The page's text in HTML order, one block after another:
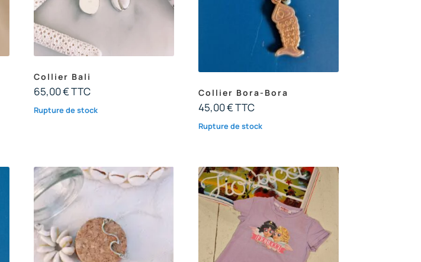
Collier Bali
65,00€TTC
Rupture de stock
Collier Bora-Bora
45,00€TTC
Rupture de stock